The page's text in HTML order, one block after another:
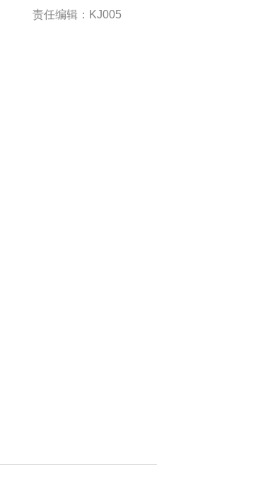
责任编辑：KJ005